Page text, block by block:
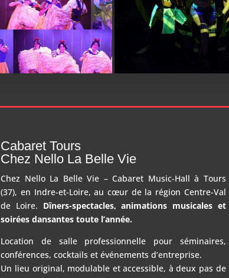
Cabaret Tours
Chez Nello La Belle Vie
Chez Nello La Belle Vie – Cabaret Music-Hall à Tours
(37), en Indre-et-Loire, au cœur de la région Centre-Val
de Loire. Dîners-spectacles, animations musicales et
soirées dansantes toute l’année.
Location de salle professionnelle pour séminaires,
conférences, cocktails et événements d’entreprise.
Un lieu original, modulable et accessible, à deux pas de